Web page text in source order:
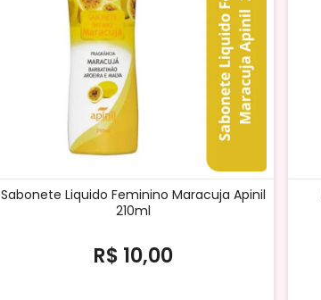
Sabonete Liquido Feminino Maracuja Apinil
210ml
R$ 10,00